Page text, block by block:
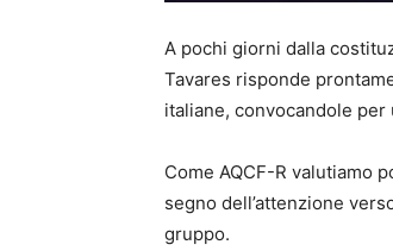
A pochi giorni dalla
Tavares risponde
italiane, convocandole
Come AQCF-R valutiamo
segno dell’attenzione
gruppo.